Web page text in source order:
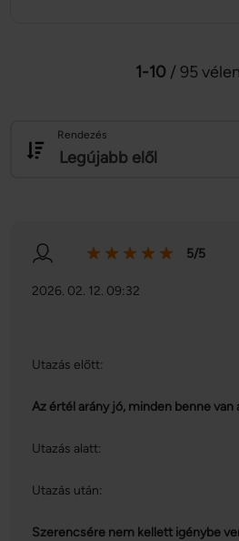
1-10 / 95
Legújabb elől
Rendezés
5/5
2026. 02. 12. 09:32
Utazás előtt:
Az értél arány jó, minden benne
Utazás alatt:
Utazás után:
Szerencsére nem kellett igénybe